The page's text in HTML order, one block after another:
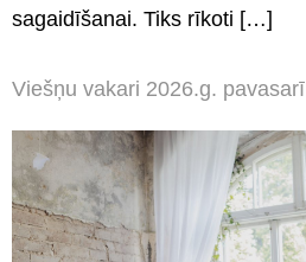
sagaidīšanai. Tiks rīkoti […]
Viešņu vakari 2026.g. pavasarī